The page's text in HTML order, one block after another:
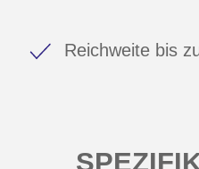
Reichweite bis